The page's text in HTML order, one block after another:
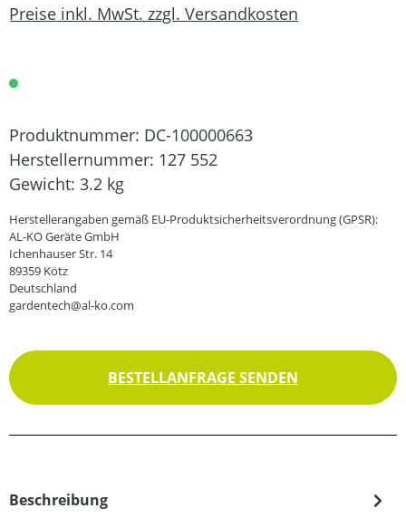
Preise inkl. MwSt. zzgl. Versandkosten
Produktnummer: DC-100000663
Herstellernummer: 127 552
Gewicht: 3.2 kg
Herstellerangaben gemäß EU-Produktsicherheitsverordnung (GPSR):
AL-KO Geräte GmbH
Ichenhauser Str. 14
89359 Kötz
Deutschland
gardentech@al-ko.com
BESTELLANFRAGE SENDEN
Beschreibung